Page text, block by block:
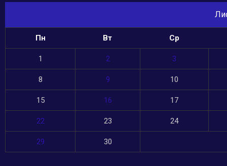
Пн Вт Ср
1 2 3
8 9 10
15 16 17
22 23 24
29 30